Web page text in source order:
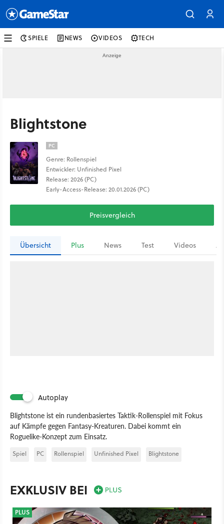
SPIELE NEWS VIDEOS TECH
Blightstone
PC
Genre: Rollenspiel
Entwickler: Unfinished Pixel
Release: 2026 (PC)
Early-Access-Release: 20.01.2026 (PC)
Preisvergleich
Übersicht Plus News Test Videos
Autoplay
Blightstone ist ein rundenbasiertes Taktik-Rollenspiel mit Fokus
auf Kämpfe gegen Fantasy-Kreaturen. Dabei kommt ein
Roguelike-Konzept zum Einsatz.
Spiel PC Rollenspiel Unfinished Pixel Blightstone
EXKLUSIV BEI
PLUS